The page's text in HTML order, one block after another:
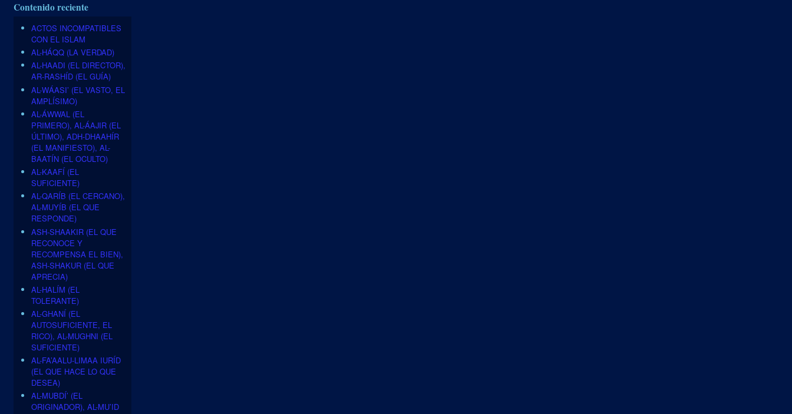
Contenido reciente
ACTOS INCOMPATIBLES
CON EL ISLAM
AL-HÁQQ (LA VERDAD)
AL-HAADI (EL DIRECTOR),
AR-RASHÍD (EL GUÍA)
AL-WÁASI’ (EL VASTO, EL
AMPLÍSIMO)
AL-ÁWWAL (EL
PRIMERO), AL-ÁAJIR (EL
ÚLTIMO), ADH-DHAAHÍR
(EL MANIFIESTO), AL-
BAATÍN (EL OCULTO)
AL-KAAFÍ (EL
SUFICIENTE)
AL-QARÍB (EL CERCANO),
AL-MUYÍB (EL QUE
RESPONDE)
ASH-SHAAKIR (EL QUE
RECONOCE Y
RECOMPENSA EL BIEN),
ASH-SHAKUR (EL QUE
APRECIA)
AL-HALÍM (EL
TOLERANTE)
AL-GHANÍ (EL
AUTOSUFICIENTE, EL
RICO), AL-MUGHNI (EL
SUFICIENTE)
AL-FA’AALU-LIMAA IURÍD
(EL QUE HACE LO QUE
DESEA)
AL-MUBDÍ’ (EL
ORIGINADOR), AL-MU’ID